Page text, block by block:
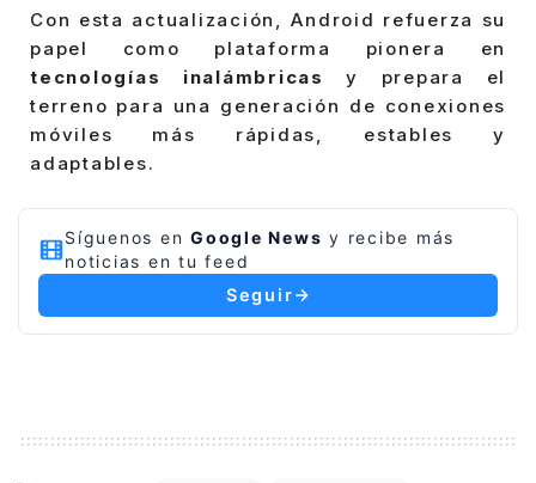
Con esta actualización, Android refuerza su
papel como plataforma pionera en
tecnologías inalámbricas
y prepara el
terreno para una generación de conexiones
móviles más rápidas, estables y
adaptables.
Síguenos en Google News y recibe más
noticias en tu feed
Seguir